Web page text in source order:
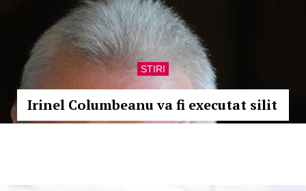
STIRI
Irinel Columbeanu va fi executat silit